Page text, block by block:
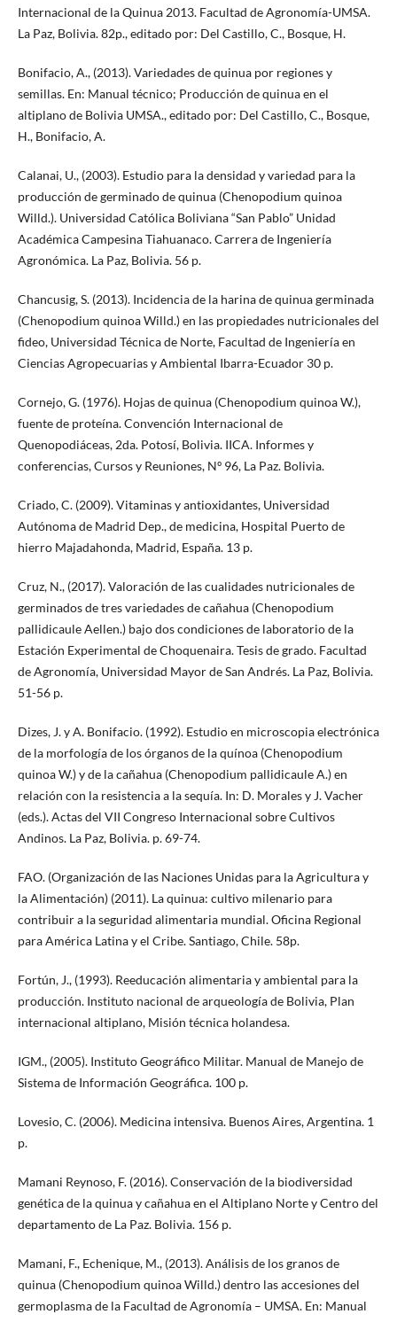
Internacional de la Quinua 2013. Facultad de Agronomía-UMSA.
La Paz, Bolivia. 82p., editado por: Del Castillo, C., Bosque, H.
Bonifacio, A., (2013). Variedades de quinua por regiones y
semillas. En: Manual técnico; Producción de quinua en el
altiplano de Bolivia UMSA., editado por: Del Castillo, C., Bosque,
H., Bonifacio, A.
Calanai, U., (2003). Estudio para la densidad y variedad para la
producción de germinado de quinua (Chenopodium quinoa
Willd.). Universidad Católica Boliviana “San Pablo” Unidad
Académica Campesina Tiahuanaco. Carrera de Ingeniería
Agronómica. La Paz, Bolivia. 56 p.
Chancusig, S. (2013). Incidencia de la harina de quinua germinada
(Chenopodium quinoa Willd.) en las propiedades nutricionales del
fideo, Universidad Técnica de Norte, Facultad de Ingeniería en
Ciencias Agropecuarias y Ambiental Ibarra-Ecuador 30 p.
Cornejo, G. (1976). Hojas de quinua (Chenopodium quinoa W.),
fuente de proteína. Convención Internacional de
Quenopodiáceas, 2da. Potosí, Bolivia. IICA. Informes y
conferencias, Cursos y Reuniones, Nº 96, La Paz. Bolivia.
Criado, C. (2009). Vitaminas y antioxidantes, Universidad
Autónoma de Madrid Dep., de medicina, Hospital Puerto de
hierro Majadahonda, Madrid, España. 13 p.
Cruz, N., (2017). Valoración de las cualidades nutricionales de
germinados de tres variedades de cañahua (Chenopodium
pallidicaule Aellen.) bajo dos condiciones de laboratorio de la
Estación Experimental de Choquenaira. Tesis de grado. Facultad
de Agronomía, Universidad Mayor de San Andrés. La Paz, Bolivia.
51-56 p.
Dizes, J. y A. Bonifacio. (1992). Estudio en microscopia electrónica
de la morfología de los órganos de la quínoa (Chenopodium
quinoa W.) y de la cañahua (Chenopodium pallidicaule A.) en
relación con la resistencia a la sequía. In: D. Morales y J. Vacher
(eds.). Actas del VII Congreso Internacional sobre Cultivos
Andinos. La Paz, Bolivia. p. 69-74.
FAO. (Organización de las Naciones Unidas para la Agricultura y
la Alimentación) (2011). La quinua: cultivo milenario para
contribuir a la seguridad alimentaria mundial. Oficina Regional
para América Latina y el Cribe. Santiago, Chile. 58p.
Fortún, J., (1993). Reeducación alimentaria y ambiental para la
producción. Instituto nacional de arqueología de Bolivia, Plan
internacional altiplano, Misión técnica holandesa.
IGM., (2005). Instituto Geográfico Militar. Manual de Manejo de
Sistema de Información Geográfica. 100 p.
Lovesio, C. (2006). Medicina intensiva. Buenos Aires, Argentina. 1
p.
Mamani Reynoso, F. (2016). Conservación de la biodiversidad
genética de la quinua y cañahua en el Altiplano Norte y Centro del
departamento de La Paz. Bolivia. 156 p.
Mamani, F., Echenique, M., (2013). Análisis de los granos de
quinua (Chenopodium quinoa Willd.) dentro las accesiones del
germoplasma de la Facultad de Agronomía – UMSA. En: Manual